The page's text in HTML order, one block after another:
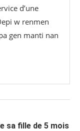
d’une
w renmen
gen manti nan
sa fille de 5 mois